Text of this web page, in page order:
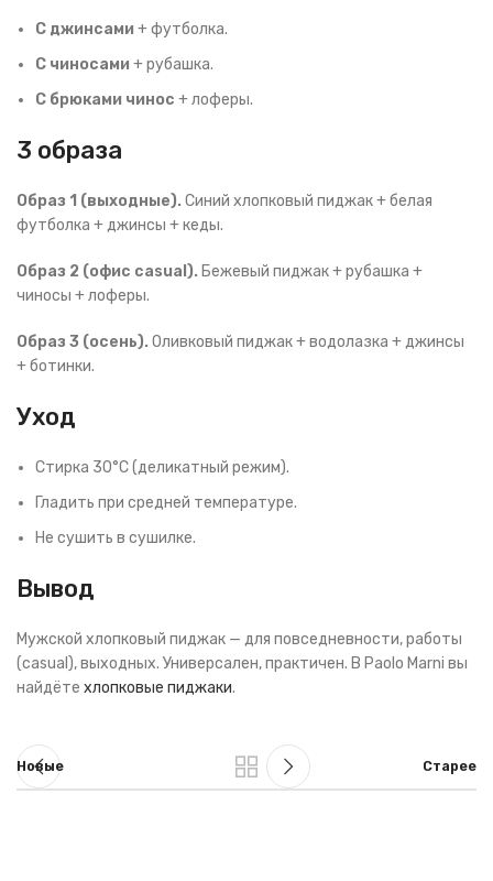
С джинсами + футболка.
С чиносами + рубашка.
С брюками чинос + лоферы.
3 образа
Образ 1 (выходные). Синий хлопковый пиджак + белая
футболка + джинсы + кеды.
Образ 2 (офис casual). Бежевый пиджак + рубашка +
чиносы + лоферы.
Образ 3 (осень). Оливковый пиджак + водолазка + джинсы
+ ботинки.
Уход
Стирка 30°C (деликатный режим).
Гладить при средней температуре.
Не сушить в сушилке.
Вывод
Мужской хлопковый пиджак — для повседневности, работы
(casual), выходных. Универсален, практичен. В Paolo Marni вы
найдёте хлопковые пиджаки.
Новые Старее